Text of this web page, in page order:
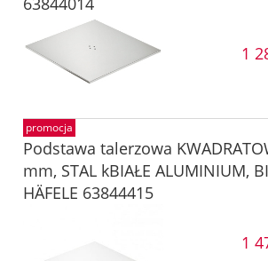
1
Podstawa talerzowa
mm, STAL kBIAŁE ALUMINIUM,
HÄFELE 63844415
1
promocja